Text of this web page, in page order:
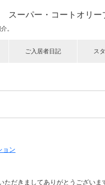
スーパー・コートオリー
。
ご入居者日記 ス
ョン
ただきましてありがとうございま